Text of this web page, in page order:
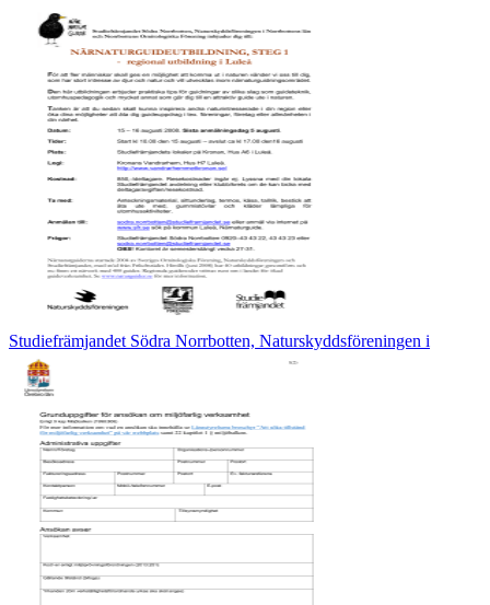
Studiefrämjandet Södra Norrbotten, Naturskyddsföreningen i